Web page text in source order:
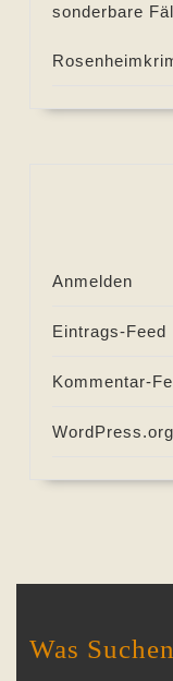
sonderbare
Anmelden
Eintrags-Feed
Kommentar-
WordPress.org
Was